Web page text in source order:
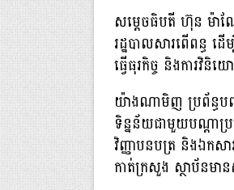
សម្តេចធិបតី ហ៊ុន ម៉ាណ
រដ្ឋបាលសារពើពន្ធ ដ
ធ្វើធុរកិច្ច និងការវិ
យ៉ាងណាមិញ ប្រព័ន្ធបញ្
ទិន្នន័យជាមួយបណ្ដាប្
វិញ្ញាបនបត្រ និងឯកស
កាត់ក្រសួង ស្ថាប័នមា